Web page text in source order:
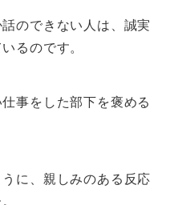
のできない人は、誠実
るのです。
事をした部下を褒める
に、親しみのある反応